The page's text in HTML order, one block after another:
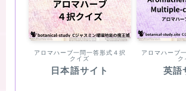
アロマハーブ一問一答形式４択
クイズ
日本語サイト
アロマハーブ
ク
英語